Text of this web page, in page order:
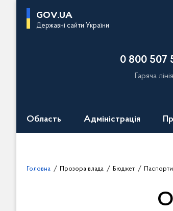
GOV.UA
Державні сайти України
0 800 507
Гаряча лінія
Область Адміністрація
Головна Прозора влада Бюджет